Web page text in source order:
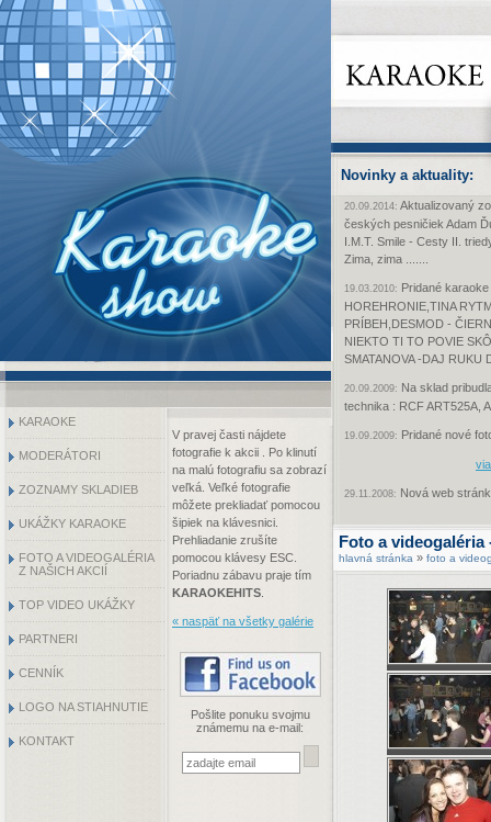
KARAOKE
MODERÁTORI
ZOZNAMY SKLADIEB
UKÁŽKY KARAOKE
FOTO A VIDEOGALÉRIA
Z NAŠICH AKCIÍ
TOP VIDEO UKÁŽKY
PARTNERI
CENNÍK
LOGO NA STIAHNUTIE
KONTAKT
V pravej časti nájdete
fotografie k akcii
. Po klinutí
na malú fotografiu sa zobrazí
veľká. Veľké fotografie
môžete prekliadať pomocou
šipiek na klávesnici.
Prehliadanie zrušíte
pomocou klávesy ESC.
Poriadnu zábavu praje tím
KARAOKEHITS
« naspäť na všetky galérie
Pošlite ponuku svojmu
známemu na e-mail:
Novinky a aktuality:
20.09.2014: Aktualizovaný
českých pesničiek Adam
I.M.T. Smile - Cesty II.
Zima, zima .......
19.03.2010: Pridané
HOREHRONIE,TINA
PRÍBEH,DESMOD -
NIEKTO TI TO POVIE
SMATANOVA -DAJ RUKU
20.09.2009: Na sklad
technika : RCF ART525A,
19.09.2009: Pridané nové
29.11.2008: Nová web
Foto a videogaléria
hlavná stránka » foto a